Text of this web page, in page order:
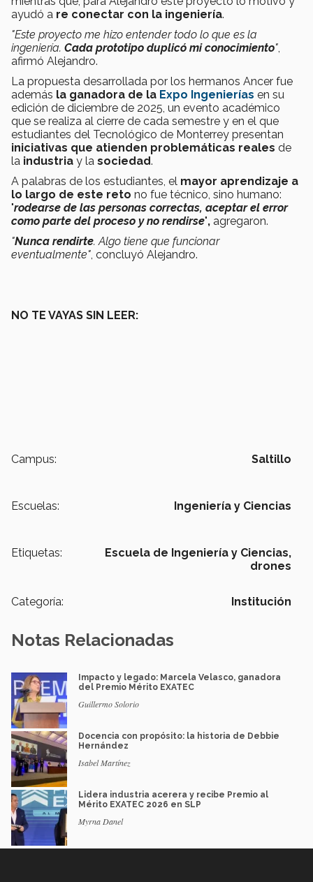
ayudó a re conectar con la ingeniería.
"Este proyecto me hizo entender todo lo que es la
ingeniería. Cada prototipo duplicó mi conocimiento"
afirmó Alejandro.
La propuesta desarrollada por los hermanos Ancer fue
además la ganadora de la Expo Ingenierías en su
edición de diciembre de 2025, un evento académico
que se realiza al cierre de cada semestre y en el que
estudiantes del Tecnológico de Monterrey presentan
iniciativas que atienden problemáticas reales de
la industria y la sociedad.
A palabras de los estudiantes, el mayor aprendizaje a
lo largo de este reto no fue técnico, sino humano:
"rodearse de las personas correctas, aceptar el error
como parte del proceso y no rendirse", agregaron.
"Nunca rendirte. Algo tiene que funcionar
eventualmente" , concluyó Alejandro.
NO TE VAYAS SIN LEER:
Campus: Saltillo
Escuelas: Ingeniería y Ciencias
Etiquetas:
Escuela de Ingeniería y Ciencias,
drones
Categoría: Institución
Notas Relacionadas
Impacto y legado: Marcela Velasco, ganadora
del Premio Mérito EXATEC
Guillermo Solorio
Docencia con propósito: la historia de Debbie
Hernández
Isabel Martínez
Lidera industria acerera y recibe Premio al
Mérito EXATEC 2026 en SLP
Myrna Danel